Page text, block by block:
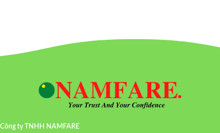
Công ty TNHH NAMFARE